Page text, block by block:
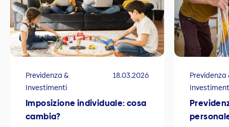
Previdenza &
Investimenti
18.03.2026
Imposizione individuale: cosa
cambia?
Previdenza